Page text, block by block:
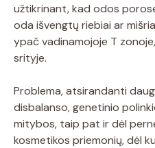
užtikrinant, kad odos
oda išvengtų riebiai ar
ypač vadinamojoje T
srityje.
Problema, atsirandanti
disbalanso, genetinio
mitybos, taip pat ir dėl
kosmetikos priemonių, dėl